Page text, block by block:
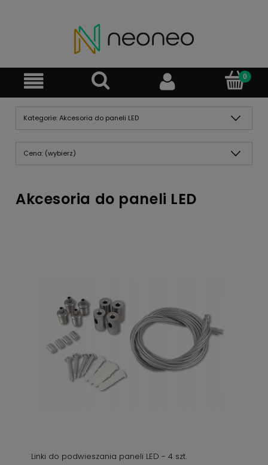
Kategorie: Akcesoria do paneli LED
Cena: (wybierz)
Akcesoria do paneli LED
Linki do podwieszania paneli LED - 4 szt.